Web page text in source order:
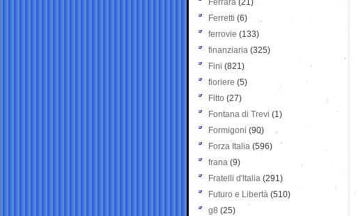
Ferrara (21)
Ferretti (6)
ferrovie (133)
finanziaria (325)
Fini (821)
fioriere (5)
Fitto (27)
Fontana di Trevi (1)
Formigoni (90)
Forza Italia (596)
frana (9)
Fratelli d'Italia (291)
Futuro e Libertà (510)
g8 (25)